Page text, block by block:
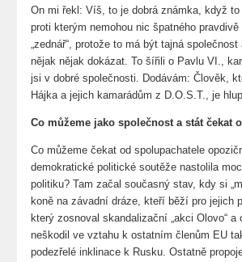
On mi řekl: Víš, to je dobrá známka, když
proti kterým nemohou nic špatného
„zednář“, protože to má být tajná
nějak nějak dokázat. To šířili o Pavlu VI.,
jsi v dobré společnosti. Dodávám: Člověk,
Hájka a jejich kamarádům z D.O.S.T., je
Co můžeme jako společnost a stát čekat
Co můžeme čekat od spolupachatele
demokratické politické soutěže nastolila
politiku? Tam začal současný stav, kdy si
koně na závadní dráze, kteří běží pro jejich
který zosnoval skandalizační „akci Olovo“
neškodil ve vztahu k ostatním členům EU
podezřelé inklinace k Rusku. Ostatně